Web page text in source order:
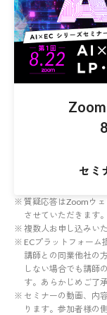
セミ
質疑応答はZoomウ
させていただきます。
複数人お申し込みい
ECプラットフォーム
講師との同業他社の
しない場合でも講師
す。あらかじめご了
セミナーの動画、内
ります。参加者様の